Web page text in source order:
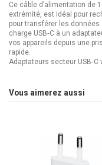
Ce câble d’alimentation de
extrémité, est idéal pour
pour transférer les
charge USB‑C à un
vos appareils depuis une
rapide.
Adaptateurs secteur
Vous aimerez aussi